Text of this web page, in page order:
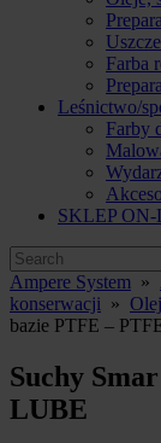
Farba
Leśnictwo/
Farby
SKLEP
Ampere System »
konserwacji »
bazie PTFE –
Suchy
LUBE